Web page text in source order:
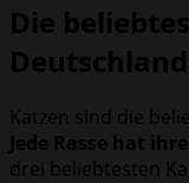
Die
Deutschland
Katzen sind die
Jede Rasse hat
drei beliebtesten